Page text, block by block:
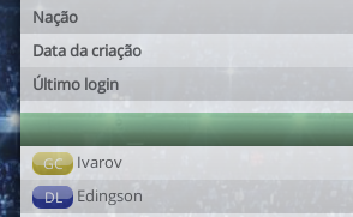
Nação
Data da criação
Último login
GC Ivarov
DL Edingson